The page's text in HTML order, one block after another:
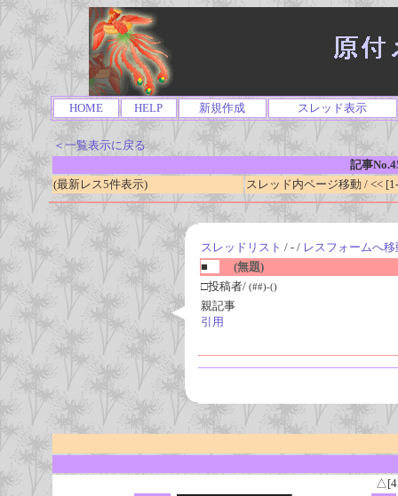
HOME HELP 新規作成 スレッド表示
＜一覧表示に戻る
記事
(最新レス5件表示)
スレッド内ページ移動 / <<
スレッドリスト / - / レスフォームへ移
■
(無題)
□投稿者/ (##)-()
親記事
引用